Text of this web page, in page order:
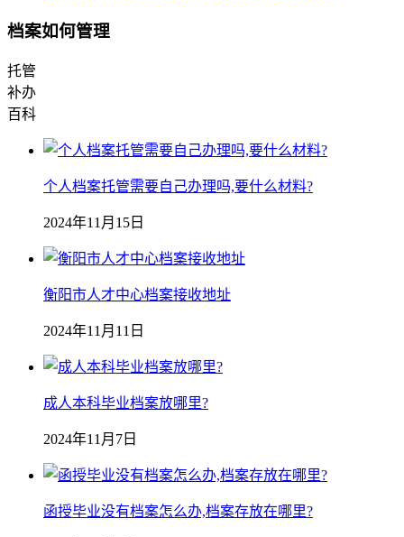
档案如何管理
托管
补办
百科
个人档案托管需要自己办理吗,要什么材料?
2024年11月15日
衡阳市人才中心档案接收地址
2024年11月11日
成人本科毕业档案放哪里?
2024年11月7日
函授毕业没有档案怎么办,档案存放在哪里?